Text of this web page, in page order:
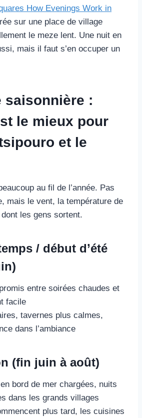
How Evenings Work in
sur une place de village
le meze lent. Une nuit en
mais il faut s’en occuper un
saisonnière :
le mieux pour
et le
au fil de l’année. Pas
mais le vent, la température de
les gens sortent.
/ début d’été
entre soirées chaudes et
facile
tavernes plus calmes,
dans l’ambiance
(fin juin à août)
bord de mer chargées, nuits
dans les grands villages
plus tard, les cuisines